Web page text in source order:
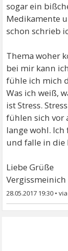
sogar ein
Medikamente
schon schrieb
Thema woher
bei mir kann
fühle ich mich
Was ich weiß,
ist Stress.
fühlen sich vor
lange wohl.
und falle in die
Liebe Grüße
Vergissmeinich
28.05.2017 19:30 •